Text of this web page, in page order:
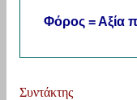
Φόρος = Αξία
Συντάκτης